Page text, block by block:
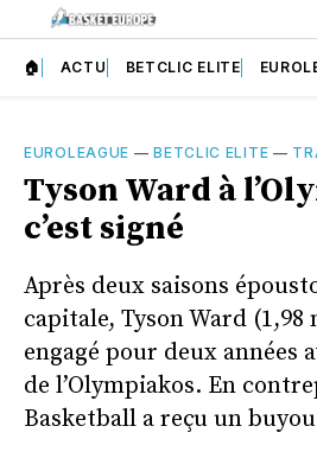
🏠 ACTU BETCLIC ELITE
EUROLEAGUE —BETCLIC ELITE —
Tyson Ward à
c’est signé
Après deux saisons
capitale, Tyson Ward (1,98
engagé pour deux années
de l’Olympiakos. En
Basketball a reçu un